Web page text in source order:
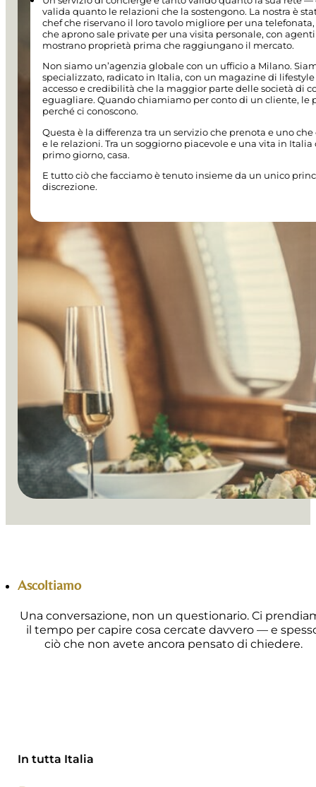
valida quanto le relazioni che la sostengono. La nostra è
chef che riservano il loro tavolo migliore per una
che aprono sale private per una visita personale, con
mostrano proprietà prima che raggiungano il mercato.
Non siamo un’agenzia globale con un ufficio a Milano.
specializzato, radicato in Italia, con un magazine di lifestyle
accesso e credibilità che la maggior parte delle società di
eguagliare. Quando chiamiamo per conto di un cliente, le
perché ci conoscono.
Questa è la differenza tra un servizio che prenota e uno che
e le relazioni. Tra un soggiorno piacevole e una vita in Italia
primo giorno, casa.
E tutto ciò che facciamo è tenuto insieme da un unico
discrezione.
Ascoltiamo
Una conversazione, non un questionario. Ci
il tempo per capire cosa cercate davvero — e
ciò che non avete ancora pensato di chiedere.
In tutta Italia